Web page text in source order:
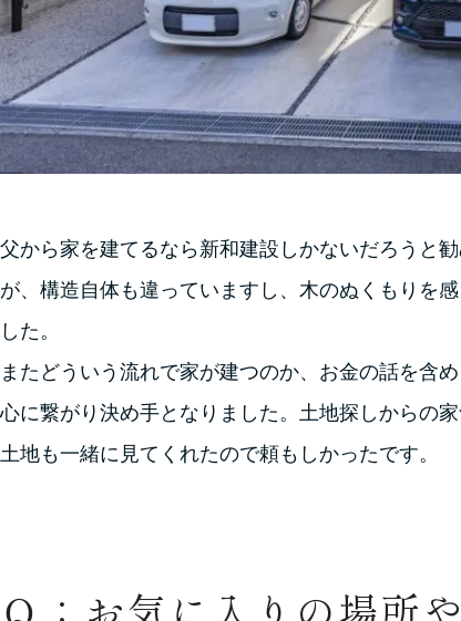
父から家を建てるなら新和建設しかないだろうと
が、構造自体も違っていますし、木のぬくもりを
した。
またどういう流れで家が建つのか、お金の話を含
心に繋がり決め手となりました。土地探しからの
土地も一緒に見てくれたので頼もしかったです。